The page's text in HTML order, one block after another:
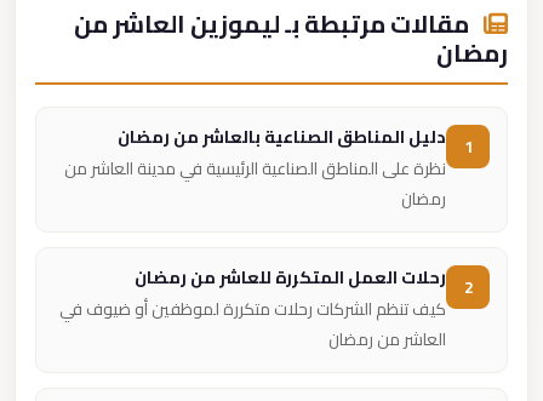
مقالات مرتبطة بـ ليموزين العاشر من
رمضان
دليل المناطق الصناعية بالعاشر من رمضان
نظرة على المناطق الصناعية الرئيسية في مدينة العاشر من
رمضان
رحلات العمل المتكررة للعاشر من رمضان
كيف تنظم الشركات رحلات متكررة لموظفين أو ضيوف في
العاشر من رمضان